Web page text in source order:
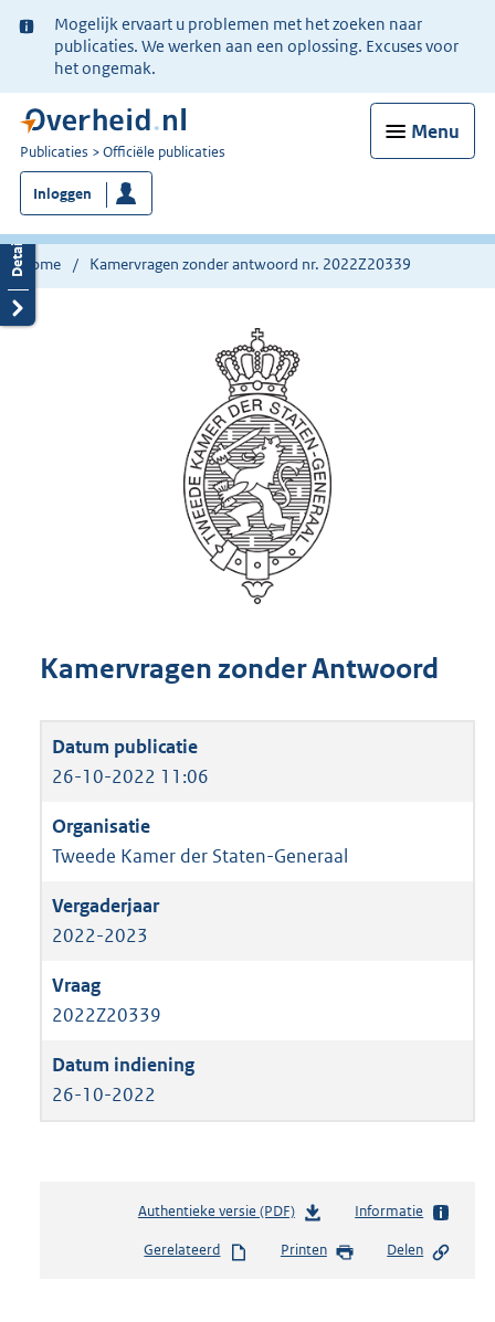
Ter
informatie:
Mogelijk ervaart u problemen met het zoeken naar
publicaties. We werken aan een oplossing. Excuses voor
het ongemak.
Menu
U
bent
nu
hier:
Publicaties Officiële publicaties
Inloggen
Home Kamervragen zonder antwoord nr. 2022Z20339
Kamervragen zonder Antwoord
26-10-2022 11:06
Tweede Kamer der Staten-Generaal
2022-2023
2022Z20339
26-10-2022
Authentieke versie (PDF)b
s
Informatie
Gerelateerd Printen Delen